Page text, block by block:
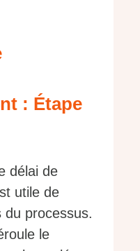
: Étape
délai de
utile de
processus.
le